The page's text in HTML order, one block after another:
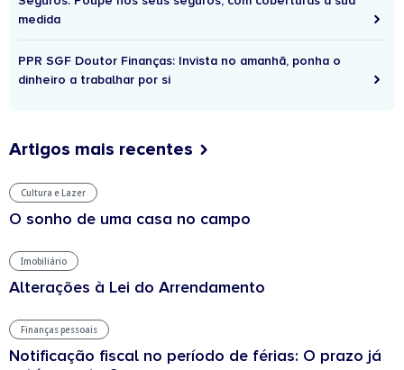
medida
PPR SGF Doutor Finanças: Invista no amanhã, ponha o
dinheiro a trabalhar por si
Artigos mais recentes
Cultura e Lazer
O sonho de uma casa no campo
Imobiliário
Alterações à Lei do Arrendamento
Finanças pessoais
Notificação fiscal no período de férias: O prazo já